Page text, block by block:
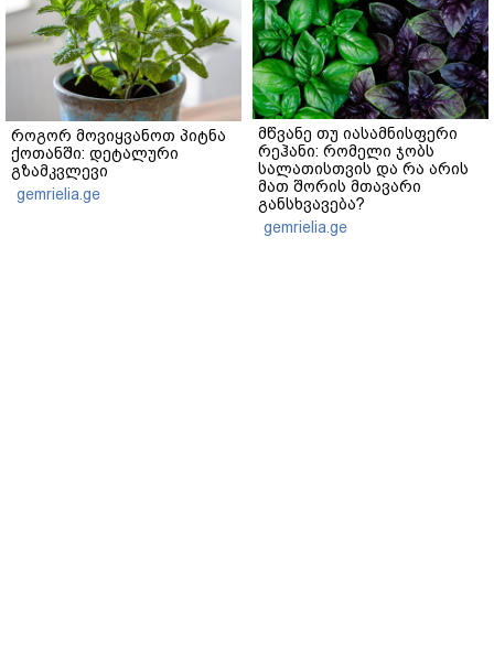
როგორ მოვიყვანოთ პიტნა
ქოთანში: დეტალური
გზამკვლევი
gemrielia.ge
მწვანე თუ იასამნისფერი
რეჰანი: რომელი ჯობს
სალათისთვის და რა არის
მათ შორის მთავარი
განსხვავება?
gemrielia.ge